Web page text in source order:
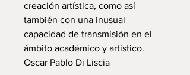
creación artística, como así
también con una inusual
capacidad de transmisión en el
ámbito académico y artístico.
Oscar Pablo Di Liscia